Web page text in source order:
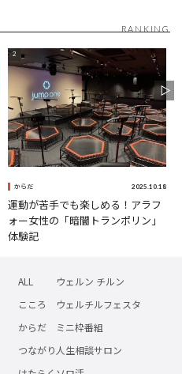
RANKING
からだ 2025.10.18
運動が苦手でも楽しめる！アラフ
ォー女性の「暗闇トランポリン」
体験記
ALL
こころ
からだ
つながり
ウェルン チルン
ウェルチルフェスタ
ミニ枠番組
人生相談サロン